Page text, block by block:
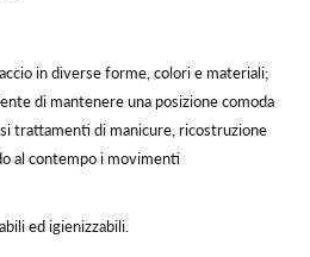
in diverse forme, colori e materiali;
di mantenere una posizione comoda
trattamenti di manicure, ricostruzione
al contempo i movimenti
ed igienizzabili.